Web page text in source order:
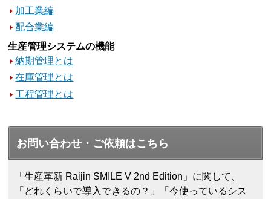
加工業編
配合業編
生産管理システムの機能
納期管理とは
在庫管理とは
工程管理とは
お問い合わせ・ご依頼はこちら
「生産革新 Raijin SMILE V 2nd Edition」に関して、
「どれくらいで導入できるの？」「今使っているシス